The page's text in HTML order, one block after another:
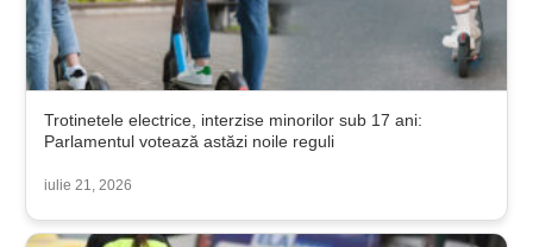
Trotinetele electrice, interzise minorilor sub 17 ani:
Parlamentul votează astăzi noile reguli
iulie 21, 2026